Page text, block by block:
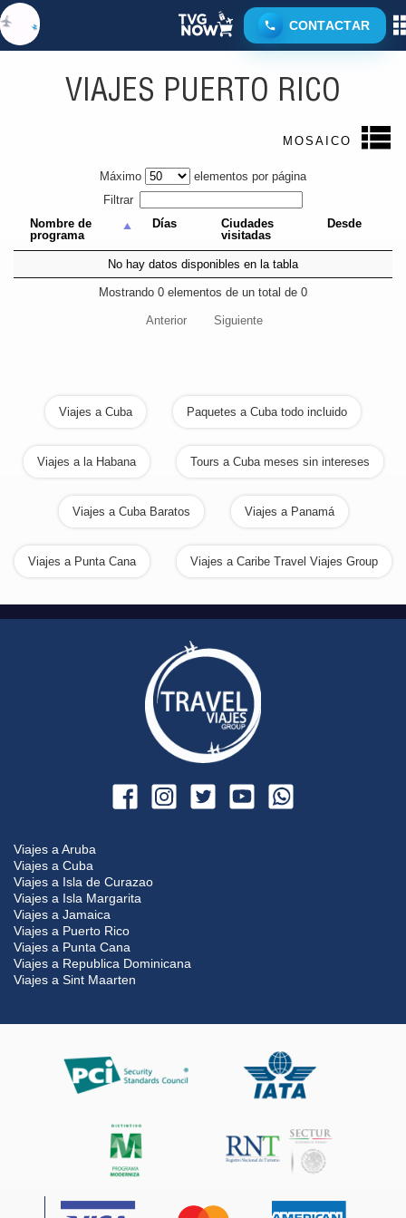
CONTACTAR
PUERTO RICO
VIAJES PUERTO RICO
MOSAICO
Máximo
elementos por página
Filtrar
Nombre de
programa
Días
Ciudades
visitadas
Desde
No hay datos disponibles en la tabla
Mostrando 0 elementos de un total de 0
Anterior Siguiente
Viajes a Cuba Paquetes a Cuba todo incluido
Viajes a la Habana Tours a Cuba meses sin intereses
Viajes a Cuba Baratos Viajes a Panamá
Viajes a Punta Cana Viajes a Caribe Travel Viajes Group
Viajes a Aruba
Viajes a Cuba
Viajes a Isla de Curazao
Viajes a Isla Margarita
Viajes a Jamaica
Viajes a Puerto Rico
Viajes a Punta Cana
Viajes a Republica Dominicana
Viajes a Sint Maarten